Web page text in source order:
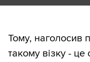
Тому, наголосив
такому візку -